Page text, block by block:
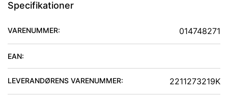
Specifikationer
VARENUMMER: 014748271
EAN:
LEVERANDØRENS VARENUMMER: 2211273219K